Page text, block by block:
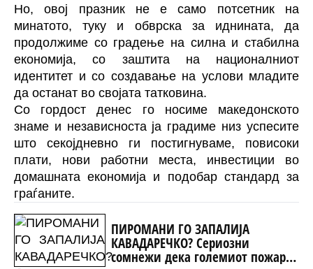
Но, овој празник не е само потсетник на
минатото, туку и обврска за иднината, да
продолжиме со градење на силна и стабилна
економија, со заштита на националниот
идентитет и со создавање на услови младите
да останат во својата татковина.
Со гордост денес го носиме македонското
знаме и независноста ја градиме низ успесите
што секојдневно ги постигнуваме, повисоки
плати, нови работни места, инвестиции во
домашната економија и подобар стандард за
граѓаните.
ПИРОМАНИ ГО ЗАПАЛИЈА
КАВАДАРЕЧКО? Сериозни
сомнежи дека големиот пожар е